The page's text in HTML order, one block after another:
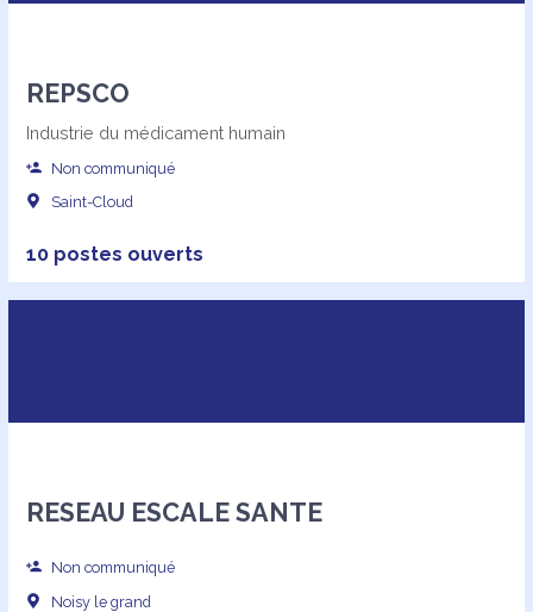
REPSCO
Industrie du médicament humain
Non communiqué
Saint-Cloud
10 postes ouverts
RESEAU ESCALE SANTE
Non communiqué
Noisy le grand